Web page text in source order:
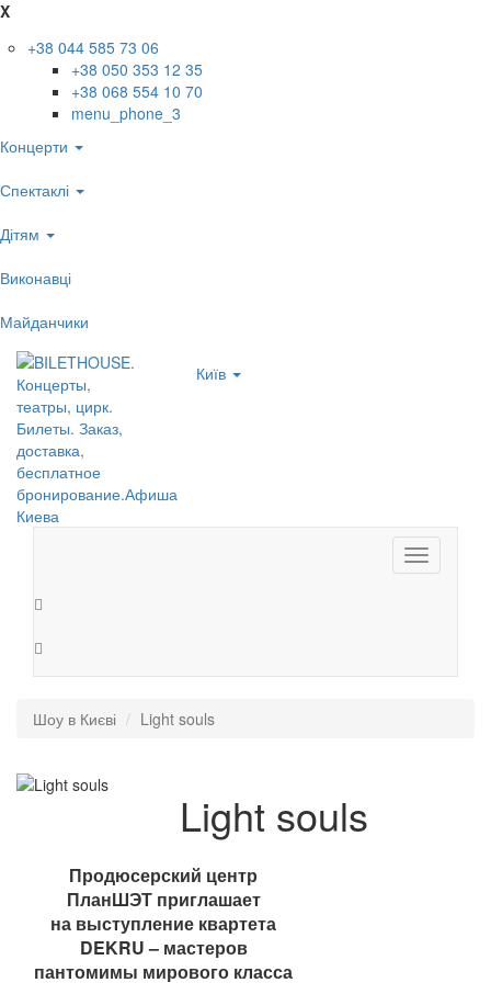
X
+38 044 585 73 06
+38 050 353 12 35
+38 068 554 10 70
menu_phone_3
Концерти
Спектаклі
Дітям
Виконавці
Майданчики
Київ
Toggle
navigation
Шоу в Києві Light souls
Light souls
Продюсерский центр
ПланШЭТ приглашает
на выступление квартета
DEKRU – мастеров
пантомимы мирового класса